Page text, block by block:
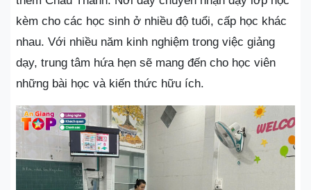
kèm cho các học sinh ở nhiều độ tuổi, cấp học khác
nhau. Với nhiều năm kinh nghiệm trong việc giảng
dạy, trung tâm hứa hẹn sẽ mang đến cho học viên
những bài học và kiến thức hữu ích.